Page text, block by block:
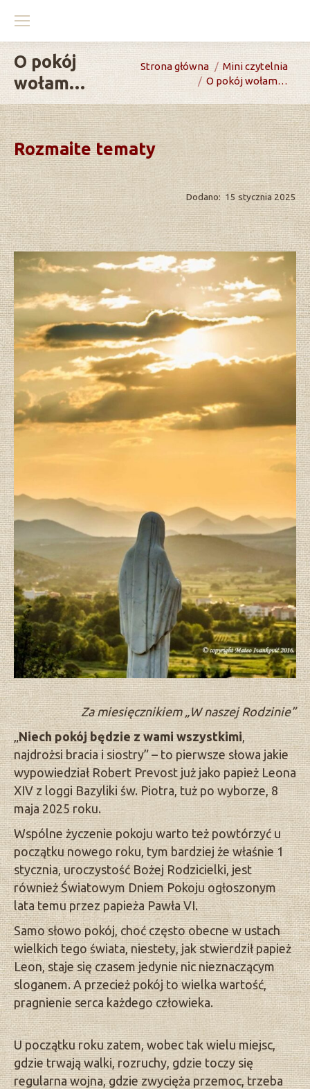
O pokój
wołam…
You are here:
Strona główna
Mini czytelnia
O pokój wołam…
Rozmaite tematy
Dodano: 15 stycznia 2025
Za miesięcznikiem „W naszej Rodzinie”
„Niech pokój będzie z wami wszystkimi,
najdrożsi bracia i siostry” – to pierwsze słowa jakie
wypowiedział Robert Prevost już jako papież Leona
XIV z loggi Bazyliki św. Piotra, tuż po wyborze, 8
maja 2025 roku.
Wspólne życzenie pokoju warto też powtórzyć u
początku nowego roku, tym bardziej że właśnie 1
stycznia, uroczystość Bożej Rodzicielki, jest
również Światowym Dniem Pokoju ogłoszonym
lata temu przez papieża Pawła VI.
Samo słowo pokój, choć często obecne w ustach
wielkich tego świata, niestety, jak stwierdził papież
Leon, staje się czasem jedynie nic nieznaczącym
sloganem. A przecież pokój to wielka wartość,
pragnienie serca każdego człowieka.
U początku roku zatem, wobec tak wielu miejsc,
gdzie trwają walki, rozruchy, gdzie toczy się
regularna wojna, gdzie zwycięża przemoc, trzeba